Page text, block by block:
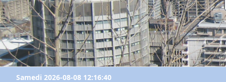
Samedi 2026-08-08 12:16:40